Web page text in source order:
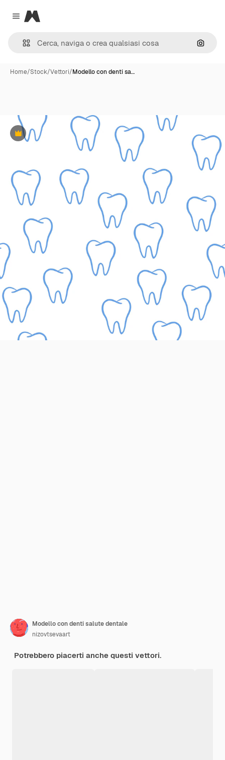
Close menu
Magnific
Cerca
Home/Stock/Vettori/Modello con denti sa…
Premium
Modello con denti salute dentale
nizovtsevaart
Potrebbero piacerti anche questi vettori.